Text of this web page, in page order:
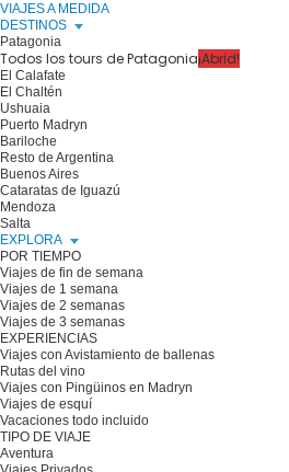
VIAJES A MEDIDA
DESTINOS
Patagonia
Todos los tours de Patagonia¡Abrid!
El Calafate
El Chaltén
Ushuaia
Puerto Madryn
Bariloche
Resto de Argentina
Buenos Aires
Cataratas de Iguazú
Mendoza
Salta
EXPLORA
POR TIEMPO
Viajes de fin de semana
Viajes de 1 semana
Viajes de 2 semanas
Viajes de 3 semanas
EXPERIENCIAS
Viajes con Avistamiento de ballenas
Rutas del vino
Viajes con Pingüinos en Madryn
Viajes de esquí
Vacaciones todo incluido
TIPO DE VIAJE
Aventura